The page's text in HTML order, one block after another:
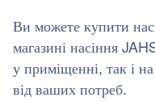
Ви можете купити
магазині насіння
у приміщенні, так і
від ваших потреб.